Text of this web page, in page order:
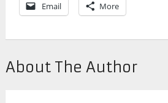
Email More
About The Author